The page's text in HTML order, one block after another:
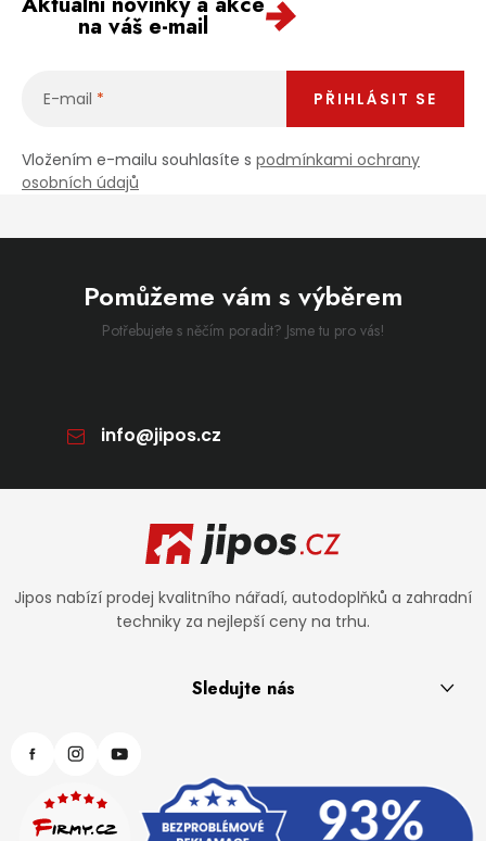
na váš e-mail
E-mail
Vložením e-mailu souhlasíte s podmínkami ochrany
osobních údajů
PŘIHLÁSIT SE
Pomůžeme vám s výběrem
Potřebujete s něčím poradit? Jsme tu pro vás!
info@jipos.cz
Jipos nabízí prodej kvalitního nářadí, autodoplňků a zahradní
techniky za nejlepší ceny na trhu.
Sledujte nás